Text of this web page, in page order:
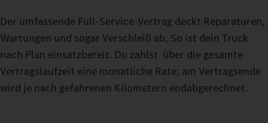
Der umfassende Full-Service-Vertrag deckt Reparaturen,
Wartungen und sogar Verschleiß ab, So ist dein Truck
nach Plan einsatzbereit. Du zahlst über die gesamte
Vertragslaufzeit eine monatliche Rate; am Vertragsende
wird je nach gefahrenen Kilometern endabgerechnet.